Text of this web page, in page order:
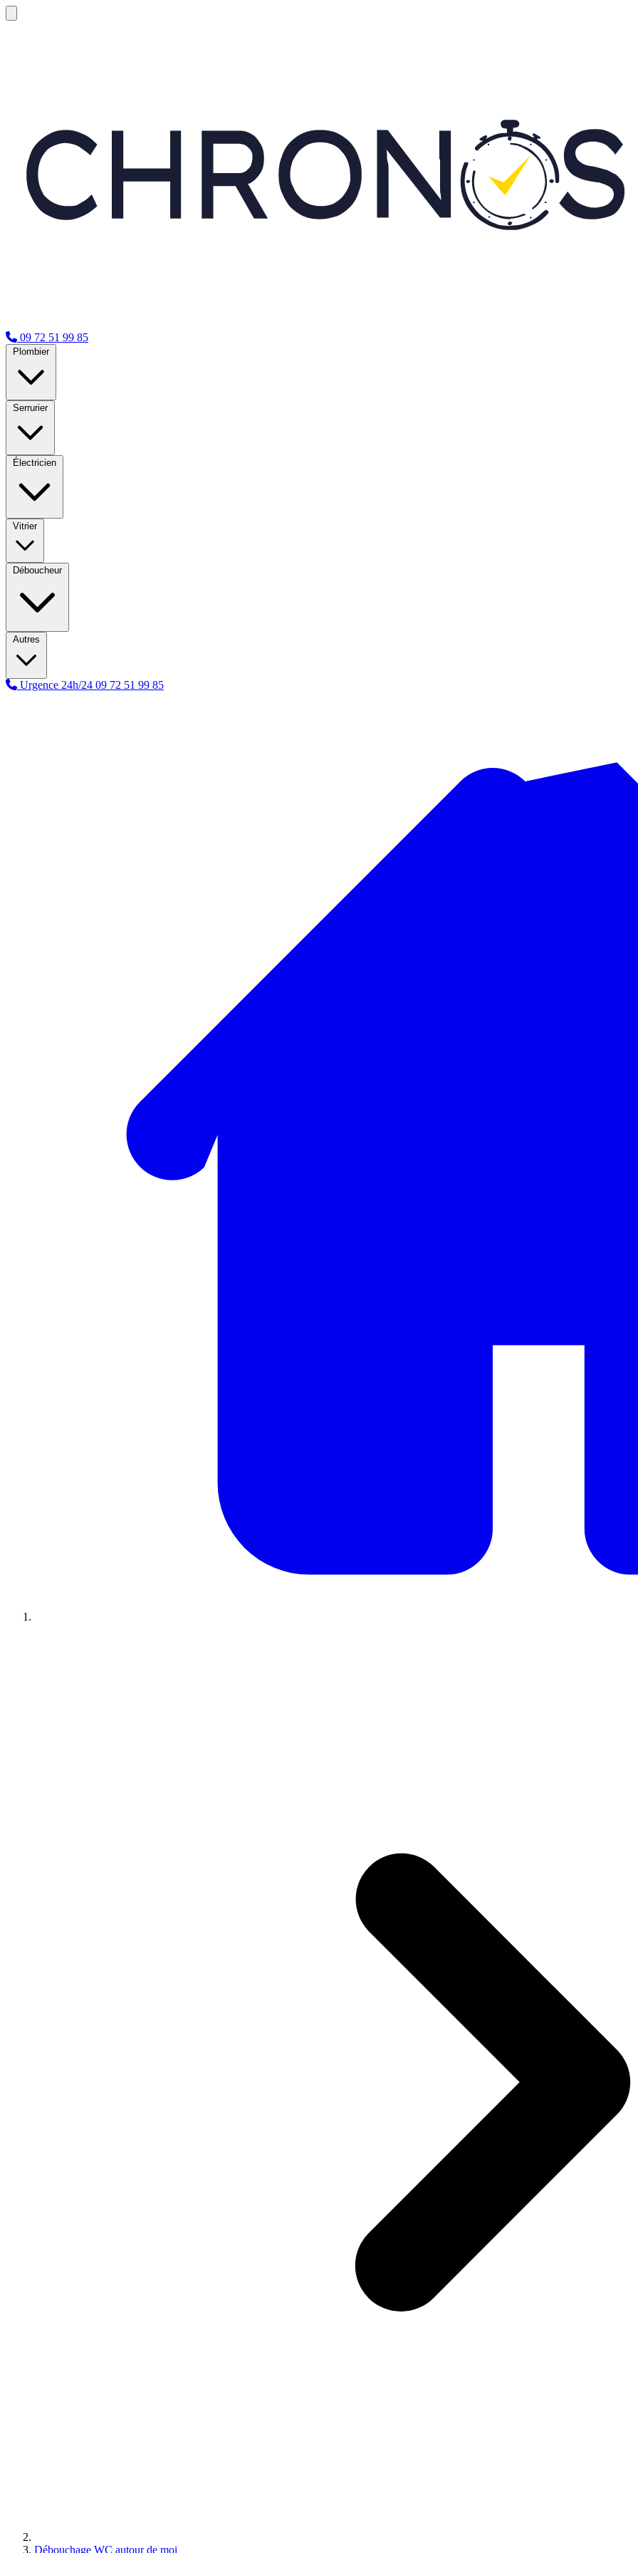
09 72 51 99 85
Plombier
Serrurier
Électricien
Vitrier
Déboucheur
Autres
Urgence 24h/24 09 72 51 99 85
Débouchage WC autour de moi